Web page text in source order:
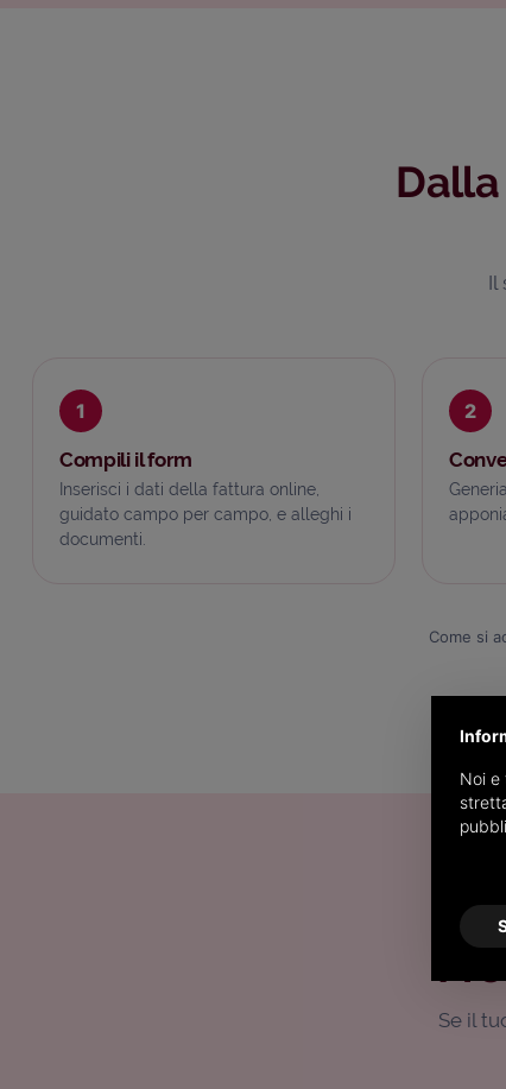
Il
1
Compili il form
Inserisci i dati della fattura online,
guidato campo per campo, e alleghi i
documenti.
2
Come si
Se il
Noi e